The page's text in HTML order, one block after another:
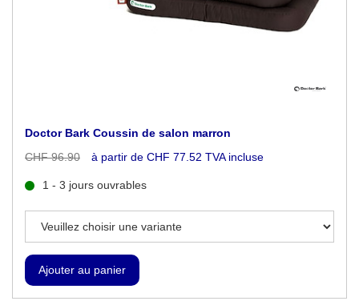
Doctor Bark Coussin de salon marron
CHF 96.90
à partir de CHF 77.52 TVA incluse
1 - 3 jours ouvrables